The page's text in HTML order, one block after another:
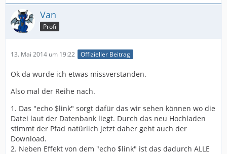
Van
Profi
13. Mai 2014 um 19:22 Offizieller Beitrag
Ok da wurde ich etwas missverstanden.
Also mal der Reihe nach.
1. Das "echo $link" sorgt dafür das wir sehen können wo die
Datei laut der Datenbank liegt. Durch das neu Hochladen
stimmt der Pfad natürlich jetzt daher geht auch der
Download.
2. Neben Effekt von dem "echo $link" ist das dadurch ALLE